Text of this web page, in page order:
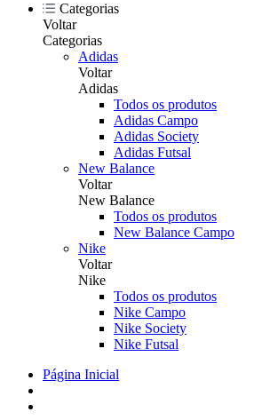
Categorias
Voltar
Categorias
Adidas
Voltar
Adidas
Todos os produtos
Adidas Campo
Adidas Society
Adidas Futsal
New Balance
Voltar
New Balance
Todos os produtos
New Balance Campo
Nike
Voltar
Nike
Todos os produtos
Nike Campo
Nike Society
Nike Futsal
Página Inicial